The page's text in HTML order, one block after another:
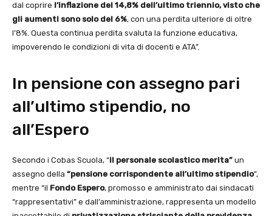
dal coprire l’inflazione del 14,8% dell’ultimo triennio, visto che
gli aumenti sono solo del 6%, con una perdita ulteriore di oltre
l’8%. Questa continua perdita svaluta la funzione educativa,
impoverendo le condizioni di vita di docenti e ATA”.
In pensione con assegno pari
all’ultimo stipendio, no
all’Espero
Secondo i Cobas Scuola, “il personale scolastico merita” un
assegno della “pensione corrispondente all’ultimo stipendio”,
mentre “il Fondo Espero, promosso e amministrato dai sindacati
“rappresentativi” e dall’amministrazione, rappresenta un modello